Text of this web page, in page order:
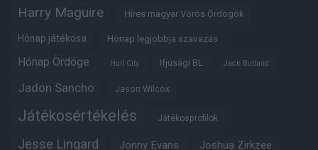
Harry Maguire Híres magyar Vörös Ördögök
Hónap játékosa Hónap legjobbja szavazás
Hónap Ördöge Hull City Ifjúsági BL Jack Butland
Jadon Sancho Jason Wilcox
Játékosértékelés Játékosprofilok
Jesse Lingard Jonny Evans Joshua Zirkzee